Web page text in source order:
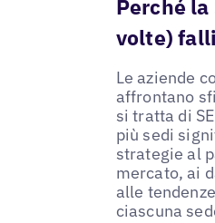
Perché la
volte)
Le aziende
affrontano
si tratta di
più sedi
strategie al
mercato, ai
alle
ciascuna